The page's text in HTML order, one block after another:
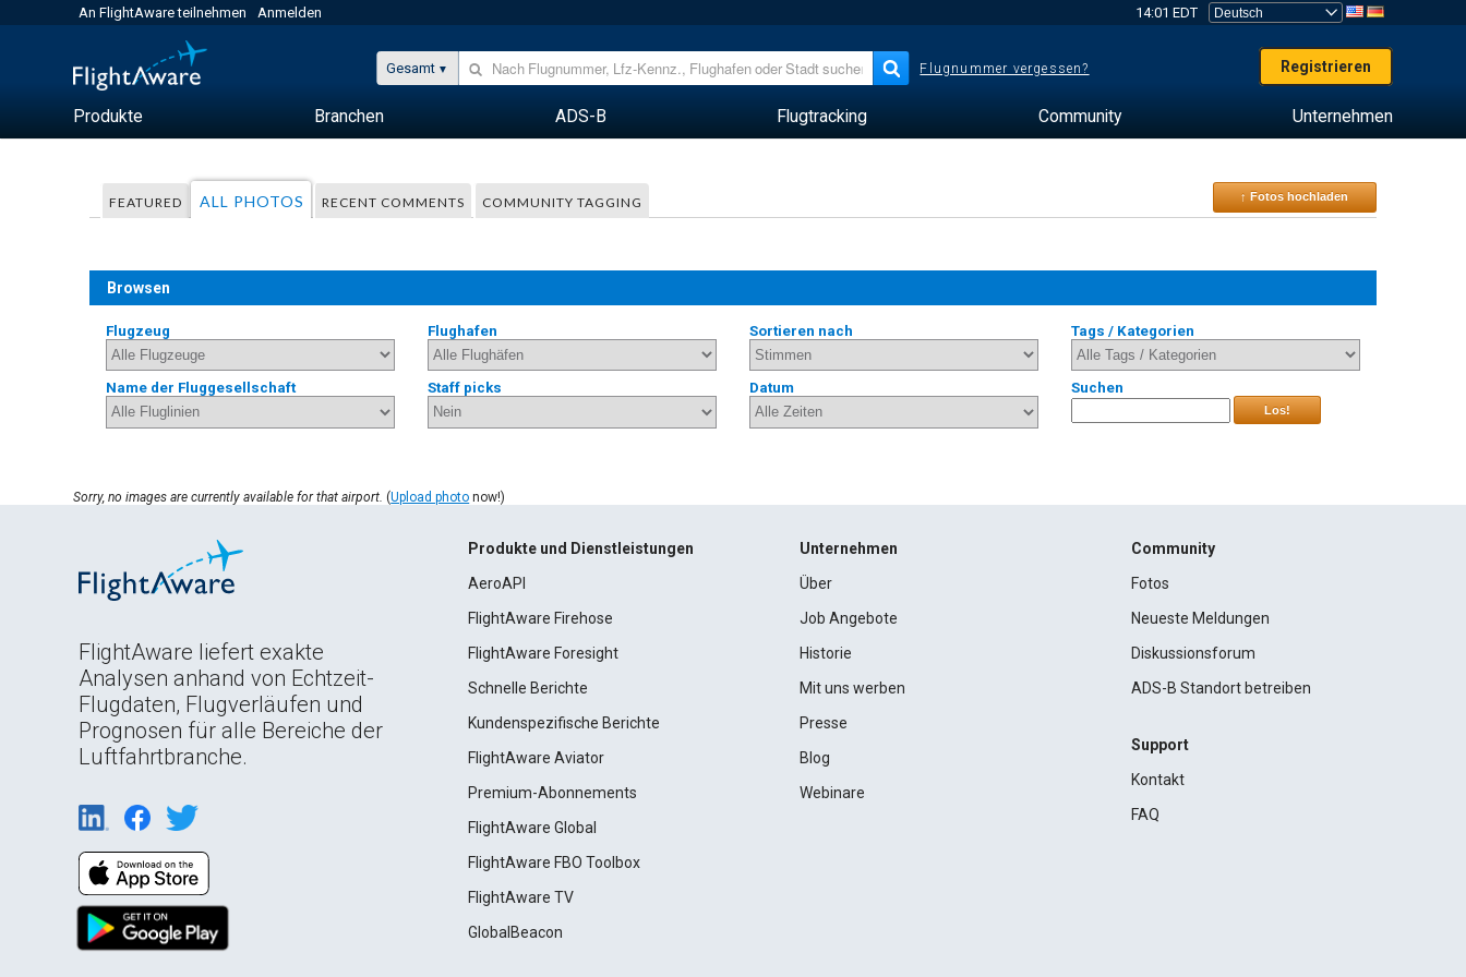
An FlightAware teilnehmen Anmelden 14:01 EDT
Gesamt Flugnummer vergessen? Registrieren
Produkte Branchen ADS-B Flugtracking Community Unternehmen
FEATURED ALL PHOTOS RECENT COMMENTS COMMUNITY TAGGING ↑ Fotos hochladen
Browsen
Flugzeug Flughafen Sortieren nach Tags / Kategorien
Name der Fluggesellschaft Staff picks Datum Suchen
Los!
Sorry, no images are currently available for that airport. (Upload photo now!)
FlightAware liefert exakte
Analysen anhand von Echtzeit-
Flugdaten, Flugverläufen und
Prognosen für alle Bereiche der
Luftfahrtbranche.
Produkte und Dienstleistungen
AeroAPI
FlightAware Firehose
FlightAware Foresight
Schnelle Berichte
Kundenspezifische Berichte
FlightAware Aviator
Premium-Abonnements
FlightAware Global
FlightAware FBO Toolbox
FlightAware TV
GlobalBeacon
Unternehmen
Über
Job Angebote
Historie
Mit uns werben
Presse
Blog
Webinare
Community
Fotos
Neueste Meldungen
Diskussionsforum
ADS-B Standort betreiben
Support
Kontakt
FAQ